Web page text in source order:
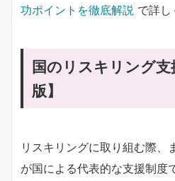
功ポイントを徹底解説 で詳し
国のリスキリング
版】
リスキリングに取り組む際、
が国による代表的な支援制度